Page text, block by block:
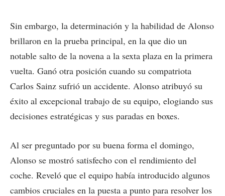
Sin embargo, la determinación y la habilidad de Alonso
brillaron en la prueba principal, en la que dio un
notable salto de la novena a la sexta plaza en la primera
vuelta. Ganó otra posición cuando su compatriota
Carlos Sainz sufrió un accidente. Alonso atribuyó su
éxito al excepcional trabajo de su equipo, elogiando sus
decisiones estratégicas y sus paradas en boxes.
Al ser preguntado por su buena forma el domingo,
Alonso se mostró satisfecho con el rendimiento del
coche. Reveló que el equipo había introducido algunos
cambios cruciales en la puesta a punto para resolver los